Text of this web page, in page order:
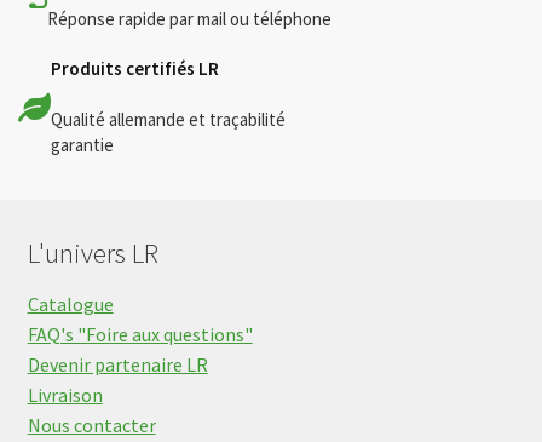
Réponse rapide par mail ou téléphone
Produits certifiés LR
Qualité allemande et traçabilité
garantie
L'univers LR
Catalogue
FAQ's "Foire aux questions"
Devenir partenaire LR
Livraison
Nous contacter